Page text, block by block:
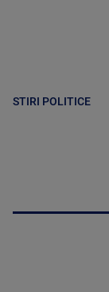
STIRI POLITICE